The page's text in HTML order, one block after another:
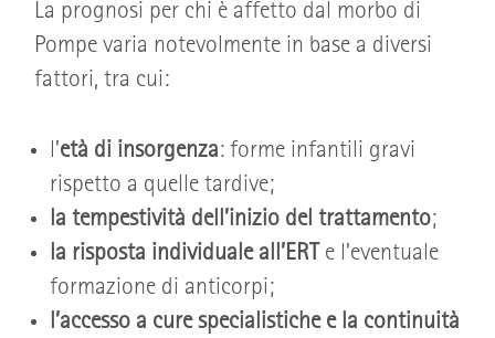
La prognosi per chi è affetto dal morbo di
Pompe varia notevolmente in base a diversi
fattori, tra cui:
l’età di insorgenza: forme infantili gravi
rispetto a quelle tardive;
la tempestività dell’inizio del trattamento;
la risposta individuale all’ERT e l’eventuale
formazione di anticorpi;
l’accesso a cure specialistiche e la continuità